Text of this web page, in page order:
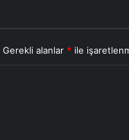
Gerekli alanlar * ile